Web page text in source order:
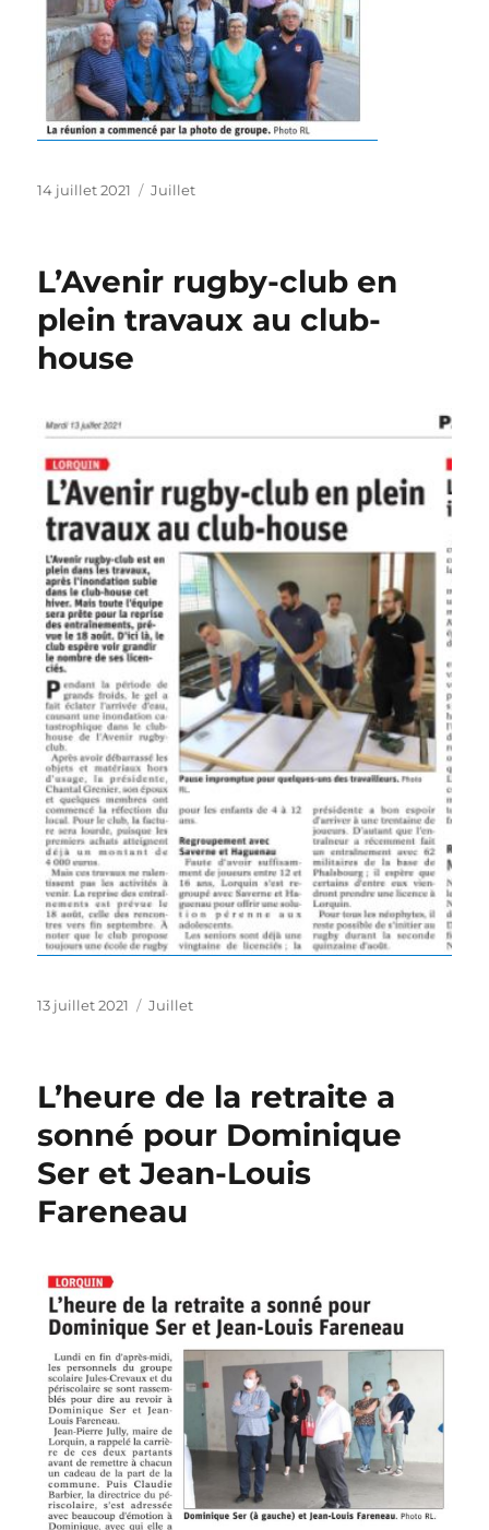
Publié
14 juillet 2021 Catégories
Juillet
L’Avenir rugby-club en
plein travaux au club-
house
Publié
13 juillet 2021 Catégories
Juillet
L’heure de la retraite a
sonné pour Dominique
Ser et Jean-Louis
Fareneau